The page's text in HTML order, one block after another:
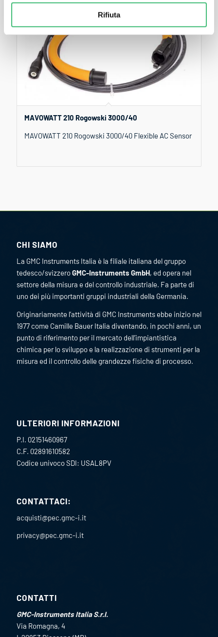
Rifiuta
MAVOWATT 210 Rogowski 3000/40
MAVOWATT 210 Rogowski 3000/40 Flexible AC Sensor
CHI SIAMO
La GMC Instruments Italia è la filiale italiana del gruppo
tedesco/svizzeroGMC-Instruments GmbH, ed opera nel
settore della misura e del controllo industriale. Fa parte di
uno dei più importanti gruppi industriali della Germania.
Originariamente l’attività di GMC Instruments ebbe inizio nel
1977 come Camille Bauer Italia diventando, in pochi anni, un
punto di riferimento per il mercato dell’impiantistica
chimica per lo sviluppo e la realizzazione di strumenti per la
misura ed il controllo delle grandezze fisiche di processo.
ULTERIORI INFORMAZIONI
P.I. 02151460967
C.F. 02891610582
Codice univoco SDI: USAL8PV
CONTATTACI:
acquisti@pec.gmc-i.it
privacy@pec.gmc-i.it
CONTATTI
GMC-Instruments Italia S.r.l.
Via Romagna, 4